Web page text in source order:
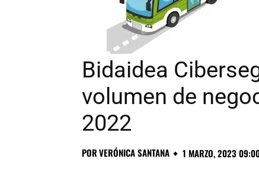
Bidaidea
volumen de
2022
PORVERÓNICA SANTANA 1 MARZO, 2023